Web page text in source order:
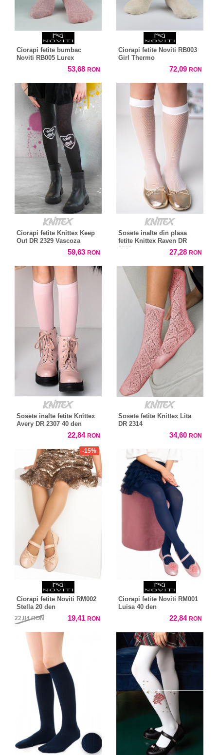
Ciorapi fetite bumbac
Noviti RB005 Lurex
53,68 RON
Ciorapi fetite Noviti RB003
Girl Thermo
72,09 RON
Ciorapi fetite Knittex Keep
Out DR 2329 Vascoza
59,63 RON
Sosete inalte din plasa
fetite Knittex Raven DR
2310
27,28 RON
Sosete inalte fetite Knittex
Avery DR 2307 40 den
22,84 RON
Sosete fetite Knittex Lita
DR 2314
34,60 RON
-15%
Ciorapi fetite Noviti RM002
Stella 20 den
22,84RON 19,41 RON
Ciorapi fetite Noviti RM001
Luisa 40 den
22,84 RON